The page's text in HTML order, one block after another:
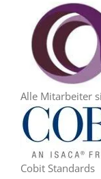
Alle Mitarbeiter
Cobit Standards